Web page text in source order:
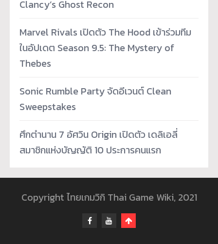
Clancy’s Ghost Recon
Marvel Rivals เปิดตัว The Hood เข้าร่วมทีม
ในอัปเดต Season 9.5: The Mystery of
Thebes
Sonic Rumble Party จัดอีเวนต์ Clean
Sweepstakes
ศึกตำนาน 7 อัศวิน Origin เปิดตัว เดลิเอลี่
สมาชิกแห่งบัญญัติ 10 ประการคนแรก
Copyright ไทยเกมวิกิ Thai Game Wiki, 2021